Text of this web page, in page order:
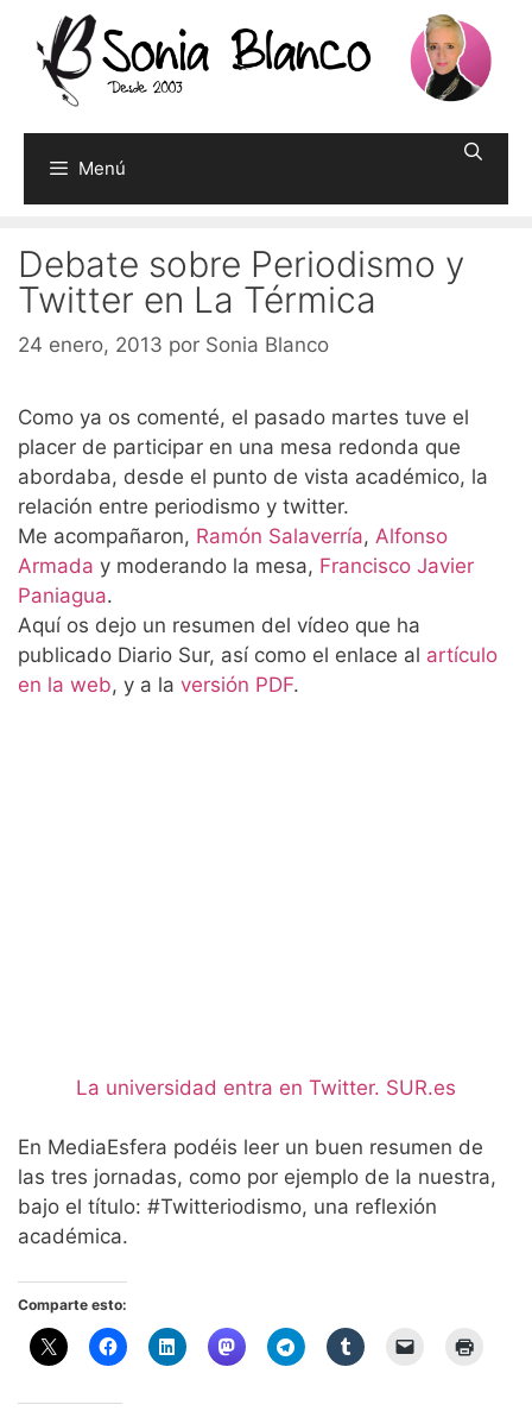
contenido
Menú
Debate sobre Periodismo y
Twitter en La Térmica
24 enero, 2013 por Sonia Blanco
Como ya os comenté, el pasado martes tuve el
placer de participar en una mesa redonda que
abordaba, desde el punto de vista académico, la
relación entre periodismo y twitter.
Me acompañaron, Ramón Salaverría, Alfonso
Armada y moderando la mesa, Francisco Javier
Paniagua.
Aquí os dejo un resumen del vídeo que ha
publicado Diario Sur, así como el enlace al artículo
en la web, y a la versión PDF.
La universidad entra en Twitter. SUR.es
En MediaEsfera podéis leer un buen resumen de
las tres jornadas, como por ejemplo de la nuestra,
bajo el título: #Twitteriodismo, una reflexión
académica.
Comparte esto: